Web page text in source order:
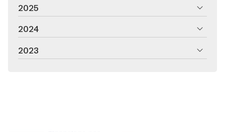
2025
2024
2023